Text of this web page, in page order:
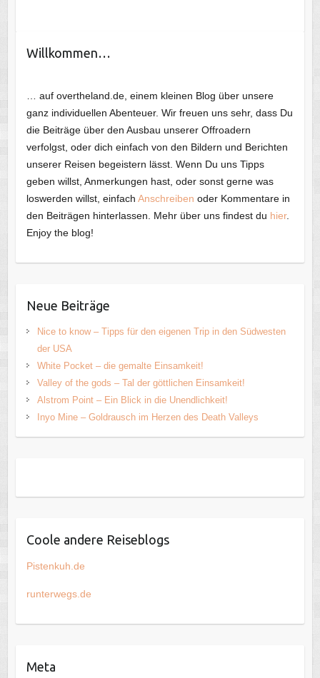
Willkommen…
… auf overtheland.de, einem kleinen Blog über unsere
ganz individuellen Abenteuer. Wir freuen uns sehr, dass Du
die Beiträge über den Ausbau unserer Offroadern
verfolgst, oder dich einfach von den Bildern und Berichten
unserer Reisen begeistern lässt. Wenn Du uns Tipps
geben willst, Anmerkungen hast, oder sonst gerne was
loswerden willst, einfach Anschreiben oder Kommentare in
den Beiträgen hinterlassen. Mehr über uns findest du hier.
Enjoy the blog!
Neue Beiträge
Nice to know – Tipps für den eigenen Trip in den Südwesten
der USA
White Pocket – die gemalte Einsamkeit!
Valley of the gods – Tal der göttlichen Einsamkeit!
Alstrom Point – Ein Blick in die Unendlichkeit!
Inyo Mine – Goldrausch im Herzen des Death Valleys
Coole andere Reiseblogs
Pistenkuh.de
runterwegs.de
Meta